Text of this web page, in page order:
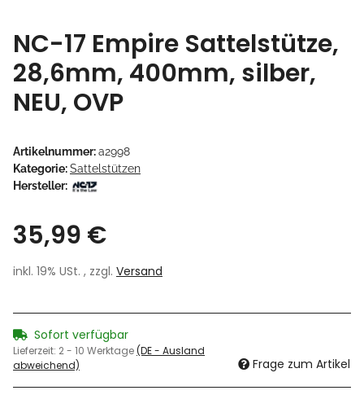
NC-17 Empire Sattelstütze,
28,6mm, 400mm, silber,
NEU, OVP
Artikelnummer:a2998
Kategorie:Sattelstützen
Hersteller:
35,99 €
inkl. 19% USt. , zzgl. Versand
Sofort verfügbar
Lieferzeit: 2 - 10 Werktage(DE - Ausland
abweichend)
Frage zum Artikel